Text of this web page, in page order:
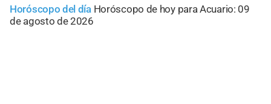
Horóscopo del día Horóscopo de hoy para Acuario: 09
de agosto de 2026